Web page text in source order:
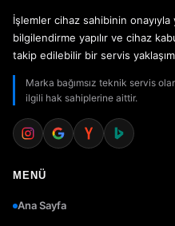
İşlemler cihaz sahibinin
bilgilendirme yapılır ve cihaz
takip edilebilir bir servis
Marka bağımsız teknik servis
ilgili hak sahiplerine aittir.
MENÜ
Ana Sayfa